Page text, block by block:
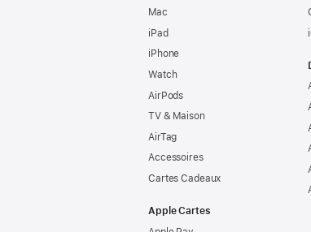
Mac
iPad
iPhone
Watch
AirPods
TV & Maison
AirTag
Accessoires
Cartes Cadeaux
Apple Cartes